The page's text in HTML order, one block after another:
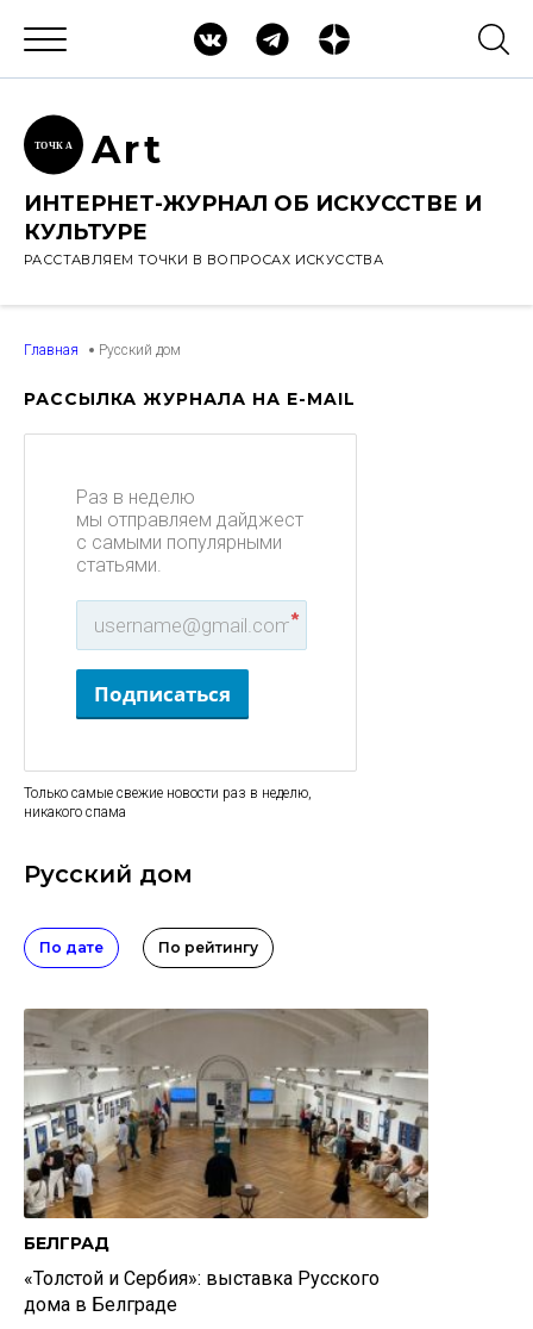
ТОЧК А Art
ИНТЕРНЕТ-ЖУРНАЛ ОБ ИСКУССТВЕ И
КУЛЬТУРЕ
РАССТАВЛЯЕМ ТОЧКИ В ВОПРОСАХ ИСКУССТВА
Главная Русский дом
РАССЫЛКА ЖУРНАЛА НА E-MAIL
Раз в неделю
мы отправляем дайджест
с самыми популярными
статьями.
*
Подписаться
Только самые свежие новости раз в неделю,
никакого спама
Русский дом
По дате По рейтингу
БЕЛГРАД
«Толстой и Сербия»: выставка Русского
дома в Белграде